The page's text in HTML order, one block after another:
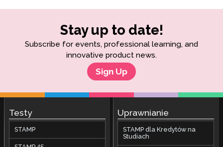
Stay up to date!
Subscribe for events, professional learning, and
innovative product news.
Sign Up
Testy
STAMP
Uprawnianie
STAMP dla Kredytów na
Studiach